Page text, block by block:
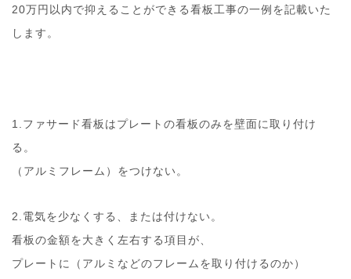
20万円以内で抑えることができる看板工事の一例を記載いた
します。
1.ファサード看板はプレートの看板のみを壁面に取り付け
る。
（アルミフレーム）をつけない。
2.電気を少なくする、または付けない。
看板の金額を大きく左右する項目が、
プレートに（アルミなどのフレームを取り付けるのか）